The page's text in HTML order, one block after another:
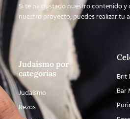
Si te ha gustado nuestro contenido y
nuestro proyecto, puedes realizar tu
Judaísmo por
categorías
Judaísmo
Rezos
Brit
Bar